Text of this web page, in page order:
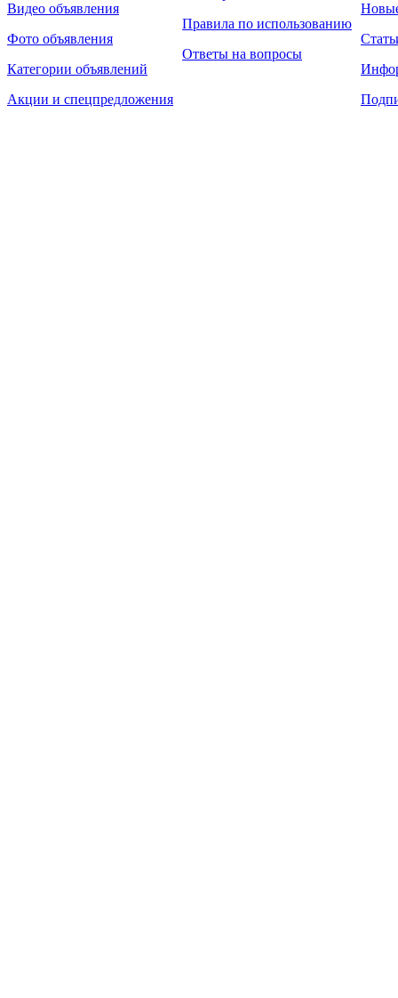
Видео объявления
Фото объявления
Категории объявлений
Акции и спецпредложения
Правила по использованию
Ответы на вопросы